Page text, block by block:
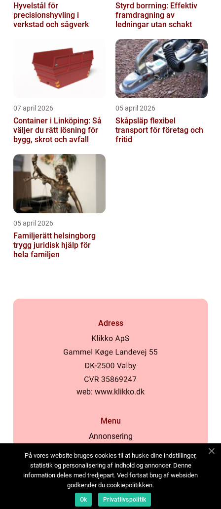
Hyvelstål för
precisionshyvling i
verkstad och sågverk
Styrd borrning: Effektiv
framdragning av
ledningar utan schakt
07 april 2026
Container i Linköping: Så
väljer du rätt lösning för
bygg, skrot och avfall
05 april 2026
Skåpsläp flexibel
transport för företag och
fritid
05 april 2026
Familjerätt helsingborg
trygg juridisk hjälp för
hela familjen
Adress
web: www.klikko.dk
Menu
Annonsering
Cookies
Kontakta oss
Sitemap
På vores website bruges cookies til at huske dine indstillinger,
statistik og personalisering af indhold og annoncer. Denne
information deles med tredjepart. Ved fortsat brug af websiden
godkender du cookiepolitikken.
Ok Privatlivspolitik